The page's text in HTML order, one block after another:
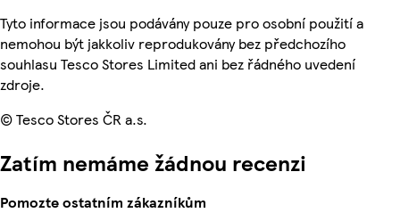
Tyto informace jsou podávány pouze pro osobní použití a
nemohou být jakkoliv reprodukovány bez předchozího
souhlasu Tesco Stores Limited ani bez řádného uvedení
zdroje.
© Tesco Stores ČR a.s.
Zatím nemáme žádnou recenzi
Pomozte ostatním zákazníkům